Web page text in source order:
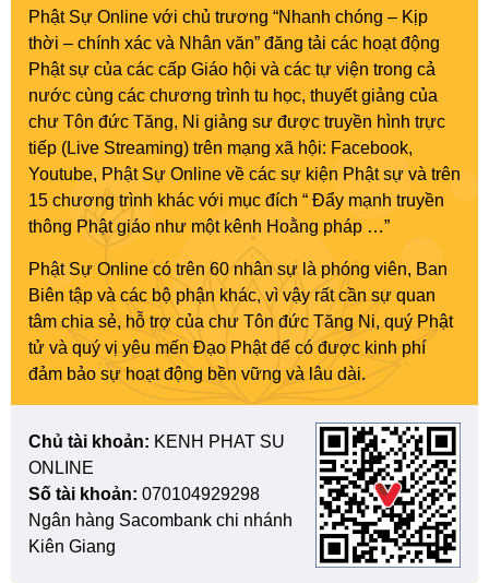
Phật Sự Online với chủ trương “Nhanh chóng – Kịp
thời – chính xác và Nhân văn” đăng tải các hoạt động
Phật sự của các cấp Giáo hội và các tự viện trong cả
nước cùng các chương trình tu học, thuyết giảng của
chư Tôn đức Tăng, Ni giảng sư được truyền hình trực
tiếp (Live Streaming) trên mạng xã hội: Facebook,
Youtube, Phật Sự Online về các sự kiện Phật sự và trên
15 chương trình khác với mục đích “ Đẩy mạnh truyền
thông Phật giáo như một kênh Hoằng pháp …”
Phật Sự Online có trên 60 nhân sự là phóng viên, Ban
Biên tập và các bộ phận khác, vì vậy rất cần sự quan
tâm chia sẻ, hỗ trợ của chư Tôn đức Tăng Ni, quý Phật
tử và quý vị yêu mến Đạo Phật để có được kinh phí
đảm bảo sự hoạt động bền vững và lâu dài.
Chủ tài khoản: KENH PHAT SU
ONLINE
Số tài khoản: 070104929298
Ngân hàng Sacombank chi nhánh
Kiên Giang